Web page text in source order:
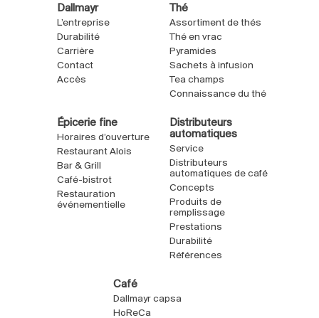
Dallmayr
L’entreprise
Durabilité
Carrière
Contact
Accès
Thé
Assortiment de thés
Thé en vrac
Pyramides
Sachets à infusion
Tea champs
Connaissance du thé
Épicerie fine
Horaires d’ouverture
Restaurant Alois
Bar & Grill
Café-bistrot
Restauration
événementielle
Distributeurs
automatiques
Service
Distributeurs
automatiques de café
Concepts
Produits de
remplissage
Prestations
Durabilité
Références
Café
Dallmayr capsa
HoReCa